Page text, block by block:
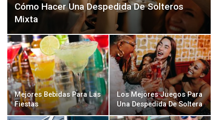
Cómo Hacer Una Despedida De Solteros
Mixta
Mejores Bebidas Para Las
Fiestas
Los Mejores Juegos Para
Una Despedida De Soltera